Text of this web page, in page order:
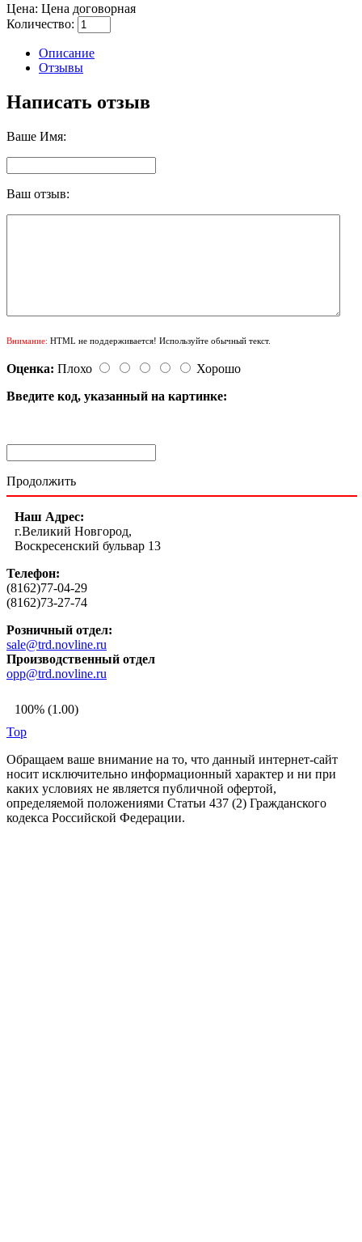
Цена: Цена договорная
Количество:
Описание
Отзывы
Написать отзыв
Ваше Имя:
Ваш отзыв:
Внимание: HTML не поддерживается! Используйте обычный текст.
Оценка: Плохо
Хорошо
Введите код, указанный на картинке:
Продолжить
Наш Адрес:
г.Великий Новгород,
Воскресенский бульвар 13
Телефон:
(8162)77-04-29
(8162)73-27-74
Розничный отдел:
sale@trd.novline.ru
Производственный отдел
opp@trd.novline.ru
100% (1.00)
Top
Обращаем ваше внимание на то, что данный интернет-сайт
носит исключительно информационный характер и ни при
каких условиях не является публичной офертой,
определяемой положениями Статьи 437 (2) Гражданского
кодекса Российской Федерации.